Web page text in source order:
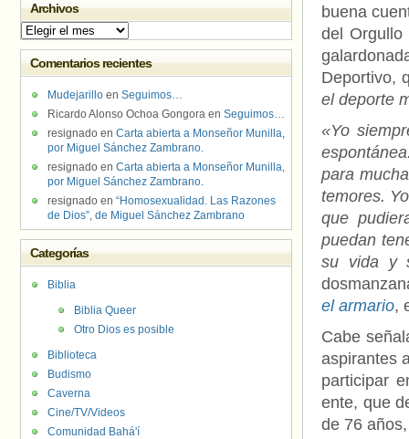
buena
del Orgullo
Deportivo,
el deporte
«Yo
para
temores.
que
puedan
su vida y
el armario,
Cabe
aspirantes
participar
ente, que
de 76
Archivos
Archivos
Comentarios recientes
Mudejarillo en Seguimos…
Ricardo Alonso Ochoa Gongora en Seguimos…
resignado en Carta abierta a Monseñor Munilla,
por Miguel Sánchez Zambrano.
resignado en Carta abierta a Monseñor Munilla,
por Miguel Sánchez Zambrano.
resignado en “Homosexualidad. Las Razones
de Dios”, de Miguel Sánchez Zambrano
Categorías
Biblia
Biblia Queer
Otro Dios es posible
Biblioteca
Budismo
Caverna
Cine/TV/Videos
Comunidad Bahá'í